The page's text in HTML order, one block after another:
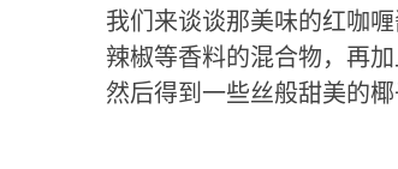
我们来谈谈那美味的红咖
辣椒等香料的混合物，再
然后得到一些丝般甜美的椰